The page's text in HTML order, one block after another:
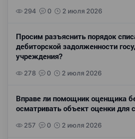
294 0 2 июля 2026
Просим разъяснить порядок
дебиторской задолженности
учреждения?
278 0 2 июля 2026
Вправе ли помощник оценщика
осматривать объект оценки для
257 0 2 июля 2026